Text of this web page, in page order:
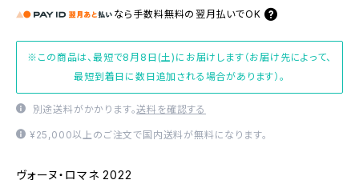
なら 手数料無料の 翌月払いでOK
※この商品は、最短で8月8日(土)にお届けします（お届け先によって、
最短到着日に数日追加される場合があります）。
別途送料がかかります。送料を確認する
¥25,000以上のご注文で国内送料が無料になります。
ヴォーヌ・ロマネ 2022